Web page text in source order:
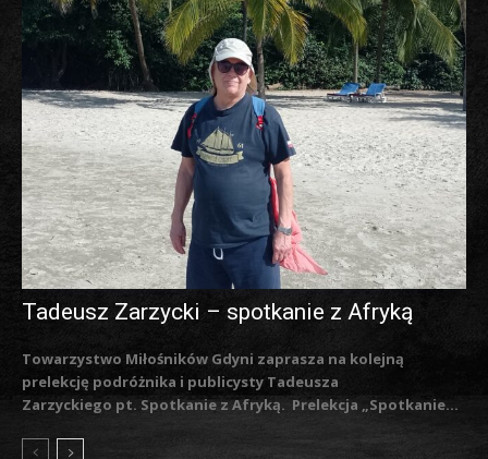
Tadeusz Zarzycki – spotkanie z Afryką
Towarzystwo Miłośników Gdyni zaprasza na kolejną
prelekcję podróżnika i publicysty Tadeusza
Zarzyckiego pt. Spotkanie z Afryką. Prelekcja „Spotkanie...